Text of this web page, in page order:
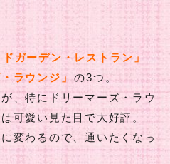
ドガーデン・レストラン」
ラウンジ」 の3つ。
、特にドリーマーズ・ラウ
可愛い見た目で大好評。
変わるので、通いたくなっ